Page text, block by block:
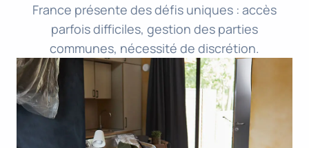
France présente des défis uniques : accès
parfois difficiles, gestion des parties
communes, nécessité de discrétion.